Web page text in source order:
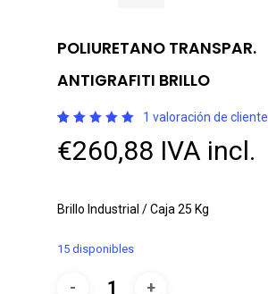
POLIURETANO TRANSPAR.
ANTIGRAFITI BRILLO
con5.00
de 5 en
cliente
1 valoración de cliente
€260,88 IVA incl.
Brillo Industrial / Caja 25 Kg
15 disponibles